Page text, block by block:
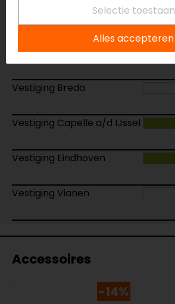
Maat:60 Liter
Vestiging Apeldoorn
Vestiging Breda
Vestiging Capelle a/d IJssel
Vestiging Eindhoven
Vestiging Vianen
Accessoires
-14%
Selectie toestaan
Alles accepteren